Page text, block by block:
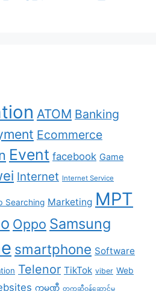
ATOM Banking
Ecommerce
Event facebook Game
Internet Internet Service
Searching Marketing MPT
Oppo Samsung
smartphone Software
Telenor TikTok viber Web
ကုမ္ပဏီ တက္ကဆီဝန်ဆောင်မှု